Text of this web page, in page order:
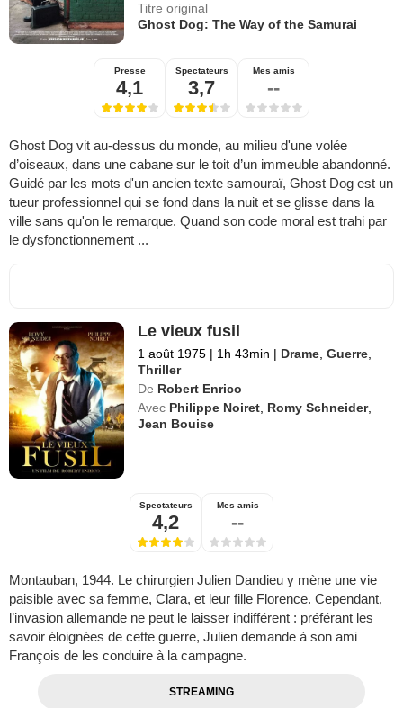
Titre original
Ghost Dog: The Way of the Samurai
Presse
4,1
Spectateurs
3,7
Mes amis
--
Ghost Dog vit au-dessus du monde, au milieu d'une volée
d’oiseaux, dans une cabane sur le toit d’un immeuble abandonné.
Guidé par les mots d'un ancien texte samouraï, Ghost Dog est un
tueur professionnel qui se fond dans la nuit et se glisse dans la
ville sans qu'on le remarque. Quand son code moral est trahi par
le dysfonctionnement ...
Le vieux fusil
1 août 1975 | 1h 43min | Drame,Guerre,
Thriller
De Robert Enrico
Avec Philippe Noiret, Romy Schneider,
Jean Bouise
Spectateurs
4,2
Mes amis
--
Montauban, 1944. Le chirurgien Julien Dandieu y mène une vie
paisible avec sa femme, Clara, et leur fille Florence. Cependant,
l’invasion allemande ne peut le laisser indifférent : préférant les
savoir éloignées de cette guerre, Julien demande à son ami
François de les conduire à la campagne.
STREAMING